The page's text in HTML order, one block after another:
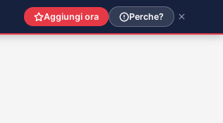
Aggiungi ora Perche?